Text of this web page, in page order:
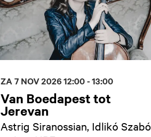
Van Boedapest tot
Jerevan
Astrig Siranossian, Idlikó Szabó
ZA 7 NOV 202612:00 - 13:00